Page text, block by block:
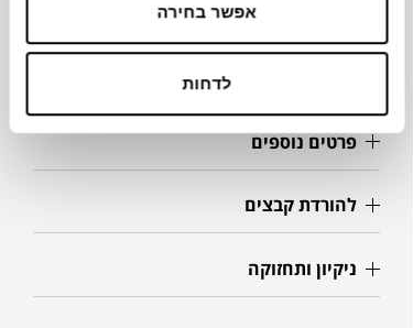
אפשר בחירה
לדחות
מידע על חומרים
פרטים נוספים
להורדת קבצים
ניקיון ותחזוקה